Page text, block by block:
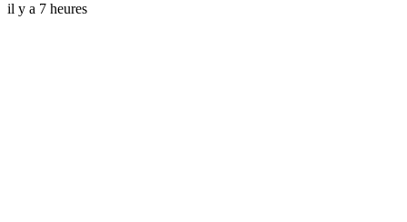
il y a 7 heures